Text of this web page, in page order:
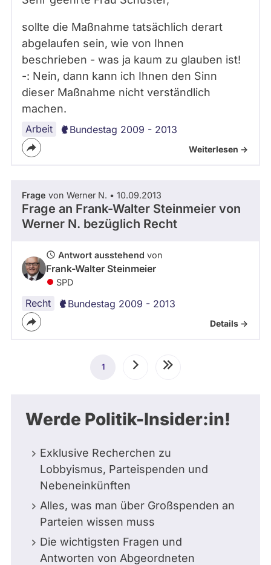
sollte die Maßnahme tatsächlich derart
abgelaufen sein, wie von Ihnen
beschrieben - was ja kaum zu glauben ist!
-: Nein, dann kann ich Ihnen den Sinn
dieser Maßnahme nicht verständlich
machen.
Arbeit Bundestag 2009 - 2013
Weiterlesen ->
Frage von Werner N. • 10.09.2013
Frage an Frank-Walter Steinmeier von
Werner N. bezüglich Recht
Antwort ausstehend von
Frank-Walter Steinmeier
SPD
Recht Bundestag 2009 - 2013
Details ->
Seitennummerierung
Aktuelle
1 NächsteLetzte
Werde Politik-Insider:in!
Exklusive Recherchen zu
Lobbyismus, Parteispenden und
Nebeneinkünften
Alles, was man über Großspenden an
Parteien wissen muss
Die wichtigsten Fragen und
Antworten von Abgeordneten